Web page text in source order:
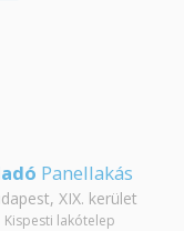
Panellakás
XIX. kerület
Kispesti lakótelep